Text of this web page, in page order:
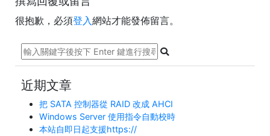
很抱歉，必須登入網站才能發佈留言。
近期文章
把 SATA 控制器從 RAID 改成 AHCI
Windows Server 使用指令自動校時
本站自即日起支援https://